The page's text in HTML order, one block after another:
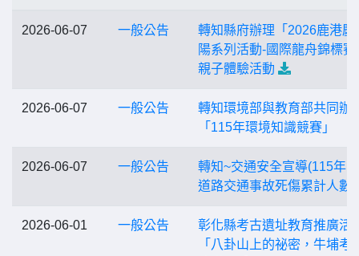
2026-06-07 一般公告
轉知縣府辦理「2026鹿港慶
陽系列活動-國際龍舟錦標賽
親子體驗活動
2026-06-07 一般公告
轉知環境部與教育部共同辦
「115年環境知識競賽」
2026-06-07 一般公告
轉知~交通安全宣導(115年
道路交通事故死傷累計人數)
2026-06-01 一般公告
彰化縣考古遺址教育推廣活
「八卦山上的祕密，牛埔考